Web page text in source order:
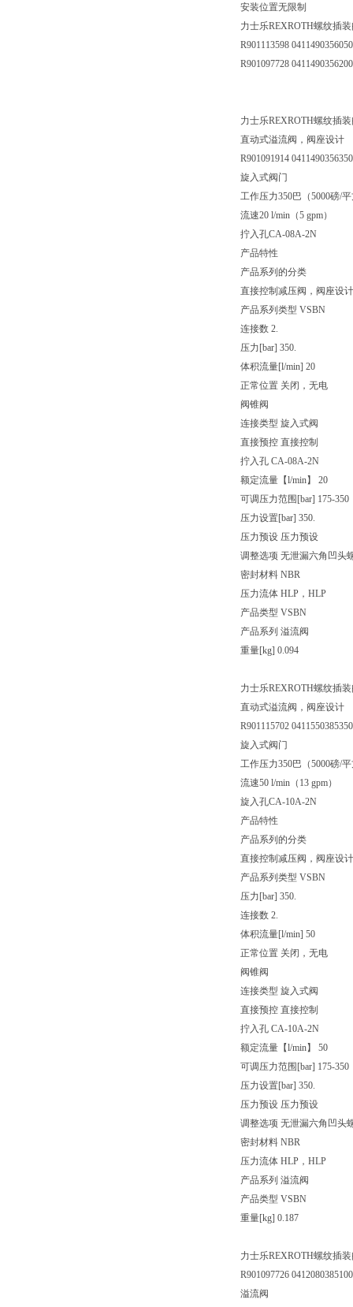
安装位置无限制
力士乐REXROTH螺纹插
R901113598
R901097728
力士乐REXROTH螺纹插装
直动式溢流阀，阀座设计
R901091914
旋入式阀门
工作压力350巴（5000磅/
流速20 l/min（5 gpm）
拧入孔CA-08A-2N
产品特性
产品系列的分类
直接控制减压阀，阀座设计
产品系列类型 VSBN
连接数 2.
压力[bar] 350.
体积流量[l/min] 20
正常位置 关闭，无电
阀锥阀
连接类型 旋入式阀
直接预控 直接控制
拧入孔 CA-08A-2N
额定流量【l/min】 20
可调压力范围[bar] 175-350
压力设置[bar] 350.
压力预设 压力预设
调整选项 无泄漏六角凹头
密封材料 NBR
压力流体 HLP，HLP
产品类型 VSBN
产品系列 溢流阀
重量[kg] 0.094
力士乐REXROTH螺纹插装
直动式溢流阀，阀座设计
R901115702
旋入式阀门
工作压力350巴（5000磅/
流速50 l/min（13 gpm）
旋入孔CA-10A-2N
产品特性
产品系列的分类
直接控制减压阀，阀座设计
产品系列类型 VSBN
压力[bar] 350.
连接数 2.
体积流量[l/min] 50
正常位置 关闭，无电
阀锥阀
连接类型 旋入式阀
直接预控 直接控制
拧入孔 CA-10A-2N
额定流量【l/min】 50
可调压力范围[bar] 175-350
压力设置[bar] 350.
压力预设 压力预设
调整选项 无泄漏六角凹头
密封材料 NBR
压力流体 HLP，HLP
产品系列 溢流阀
产品类型 VSBN
重量[kg] 0.187
力士乐REXROTH螺纹插装
R901097726
溢流阀